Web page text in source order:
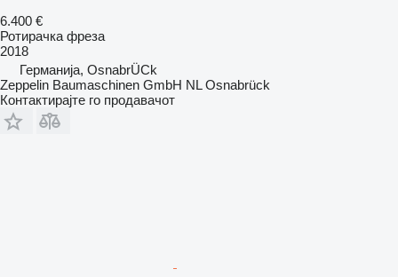
6.400 €
Ротирачка фреза
2018
Германија, OsnabrÜCk
Zeppelin Baumaschinen GmbH NL Osnabrück
Контактирајте го продавачот